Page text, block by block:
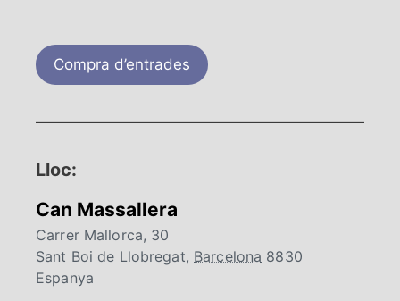
Compra d’entrades
Lloc:
Can Massallera
Carrer Mallorca, 30
Sant Boi de Llobregat, Barcelona 8830
Espanya